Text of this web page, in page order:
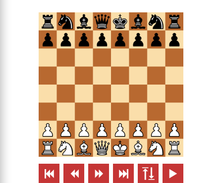
     